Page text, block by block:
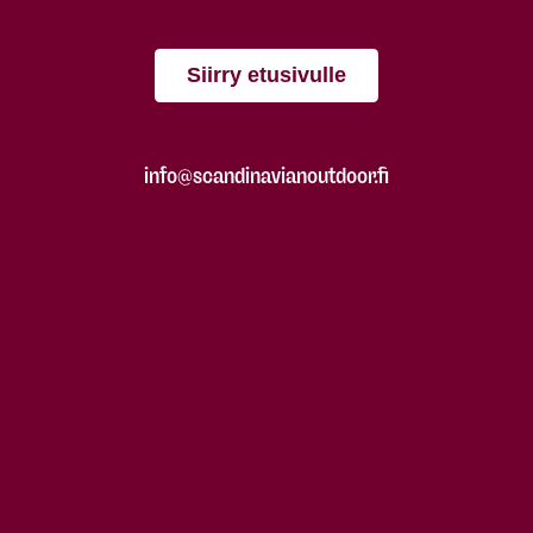
Siirry etusivulle
info@scandinavianoutdoor.fi